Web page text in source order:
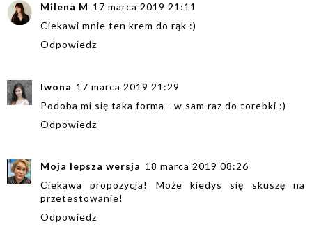
Milena M 17 marca 2019 21:11
Ciekawi mnie ten krem do rąk :)
Odpowiedz
Iwona 17 marca 2019 21:29
Podoba mi się taka forma - w sam raz do torebki :)
Odpowiedz
Moja lepsza wersja 18 marca 2019 08:26
Ciekawa propozycja! Może kiedys się skuszę na
przetestowanie!
Odpowiedz